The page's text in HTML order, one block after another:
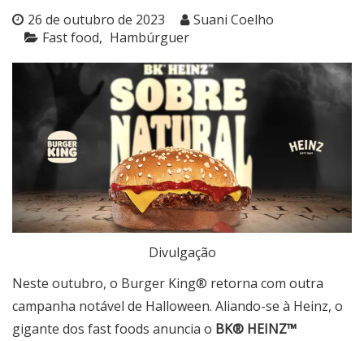
26 de outubro de 2023
Suani Coelho
Fast food
Hambúrguer
Divulgação
Neste outubro, o Burger King® retorna com outra
campanha notável de Halloween. Aliando-se à Heinz, o
gigante dos fast foods anuncia o BK® HEINZ™